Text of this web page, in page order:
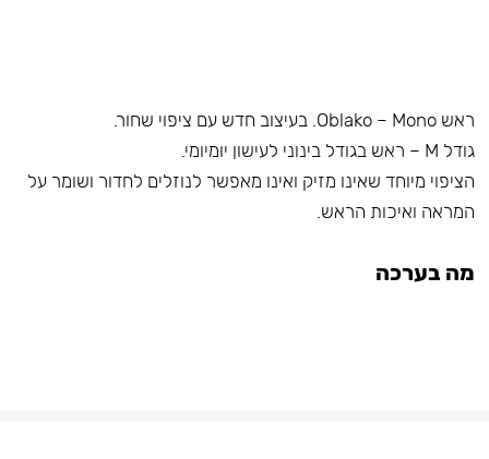
ראש Oblako – Mono. בעיצוב חדש עם ציפוי שחור.
גודל M – ראש בגודל בינוני לעישון יומיומי.
הציפוי מיוחד שאינו מזיק ואינו מאפשר לנוזלים לחדור ושומר על
המראה ואיכות הראש.
מה בערכה